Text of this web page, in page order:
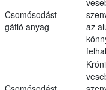
Csomósodást
gátló anyag
az